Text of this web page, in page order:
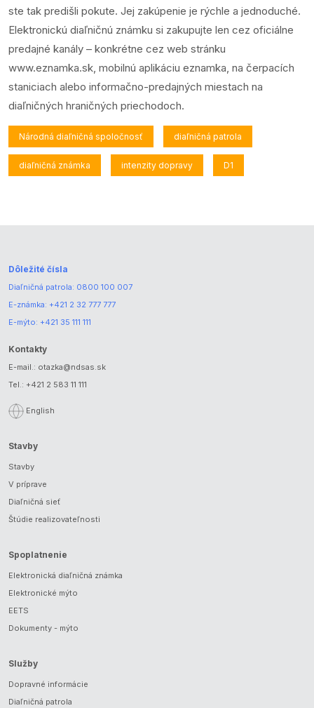
ste tak predišli pokute. Jej zakúpenie je rýchle a jednoduché.
Elektronickú diaľničnú známku si zakupujte len cez oficiálne
predajné kanály – konkrétne cez web stránku
www.eznamka.sk, mobilnú aplikáciu eznamka, na čerpacích
staniciach alebo informačno-predajných miestach na
diaľničných hraničných priechodoch.
Národná diaľničná spoločnosť diaľničná patrola
diaľničná známka intenzity dopravy D1
Dôležité čísla
Diaľničná patrola: 0800 100 007
E-známka: +421 2 32 777 777
E-mýto: +421 35 111 111
Kontakty
E-mail.: otazka@ndsas.sk
Tel.: +421 2 583 11 111
English
Stavby
Stavby
V príprave
Diaľničná sieť
Štúdie realizovateľnosti
Spoplatnenie
Elektronická diaľničná známka
Elektronické mýto
EETS
Dokumenty - mýto
Služby
Dopravné informácie
Diaľničná patrola